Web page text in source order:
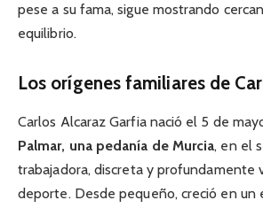
pese a su fama, sigue mostrando
equilibrio.
Los orígenes familiares de
Carlos Alcaraz Garfia nació el 5 de
Palmar, una pedanía de Murcia, en el
trabajadora, discreta y profundamente
deporte. Desde pequeño, creció en